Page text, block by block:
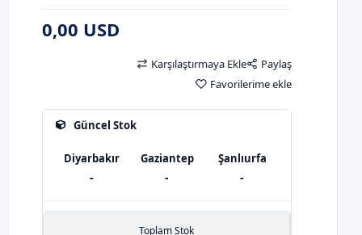
0,00 USD
Güncel Stok
Diyarbakır
-
Gaziantep
-
Şanlıurfa
-
Toplam Stok
Karşılaştırmaya Ekle
Paylaş
Favorilerime ekle